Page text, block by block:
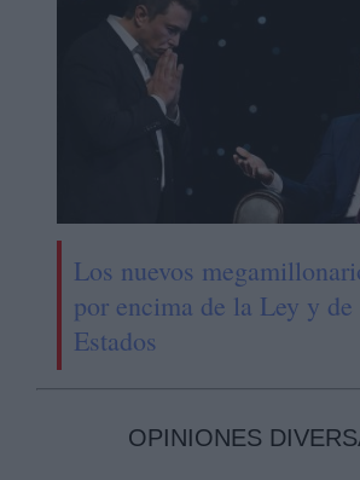
Los nuevos
por encima de la Ley y de
Estados
OPINIONES